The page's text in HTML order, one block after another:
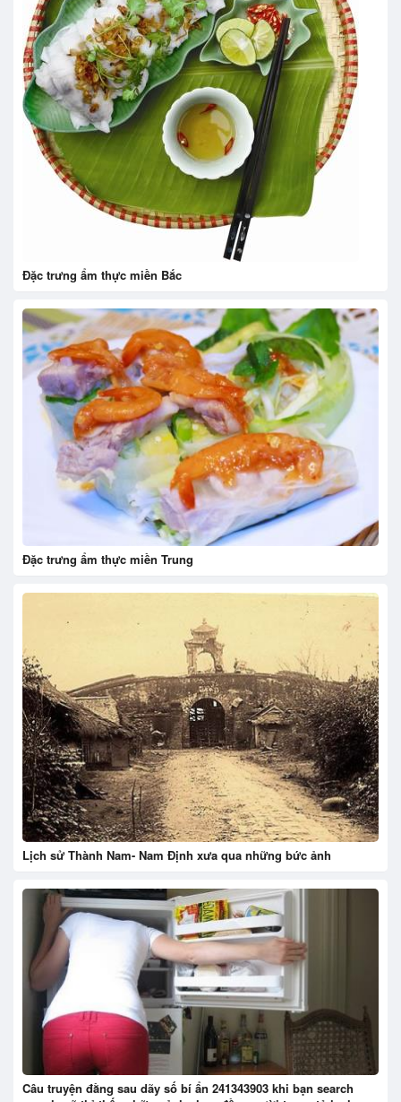
Đặc trưng ẩm thực miền Bắc
Đặc trưng ẩm thực miền Trung
Lịch sử Thành Nam- Nam Định xưa qua những bức ảnh
Câu truyện đằng sau dãy số bí ẩn 241343903 khi bạn search